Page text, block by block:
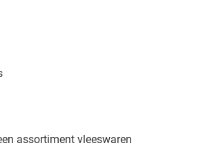
assortiment vleeswaren